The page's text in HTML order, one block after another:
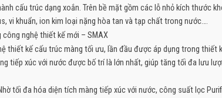
cấu trúc dạng xoắn. Trên bề mặt gồm các lỗ nhỏ kích thước
vi khuẩn, ion kim loại nặng hòa tan và tạp chất trong nước….
công nghệ thiết kế mới – SMAX
thiết kế cấu trúc màng tối ưu, lần đầu được áp dụng trong thiết
tiếp xúc với nước được bố trí là lớn nhất, giúp tăng tối đa lưu
tối đa hóa diện tích màng tiếp xúc với nước, công suất lọc